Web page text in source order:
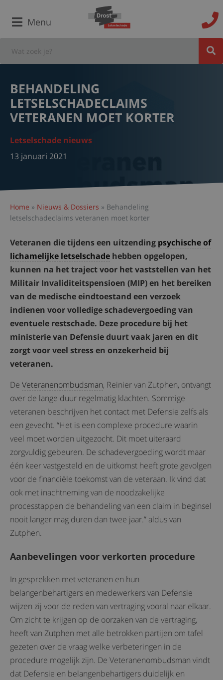
Menu
BEHANDELING
LETSELSCHADECLAIMS
VETERANEN MOET KORTER
Letselschade nieuws
13 januari 2021
Home » Nieuws & Dossiers » Behandeling
letselschadeclaims veteranen moet korter
Veteranen die tijdens een uitzending psychische of
lichamelijke letselschade hebben opgelopen,
kunnen na het traject voor het vaststellen van het
Militair Invaliditeitspensioen (MIP) en het bereiken
van de medische eindtoestand een verzoek
indienen voor volledige schadevergoeding van
eventuele restschade. Deze procedure bij het
ministerie van Defensie duurt vaak jaren en dit
zorgt voor veel stress en onzekerheid bij
veteranen.
De Veteranenombudsman, Reinier van Zutphen, ontvangt
over de lange duur regelmatig klachten. Sommige
veteranen beschrijven het contact met Defensie zelfs als
een gevecht. “Het is een complexe procedure waarin
veel moet worden uitgezocht. Dit moet uiteraard
zorgvuldig gebeuren. De schadevergoeding wordt maar
één keer vastgesteld en de uitkomst heeft grote gevolgen
voor de financiële toekomst van de veteraan. Ik vind dat
ook met inachtneming van de noodzakelijke
processtappen de behandeling van een claim in beginsel
nooit langer mag duren dan twee jaar.” aldus van
Zutphen.
Aanbevelingen voor verkorten procedure
In gesprekken met veteranen en hun
belangenbehartigers en medewerkers van Defensie
wijzen zij voor de reden van vertraging vooral naar elkaar.
Om zicht te krijgen op de oorzaken van de vertraging,
heeft van Zutphen met alle betrokken partijen om tafel
gezeten over de vraag welke verbeteringen in de
procedure mogelijk zijn. De Veteranenombudsman vindt
dat Defensie en belangenbehartigers duidelijk en